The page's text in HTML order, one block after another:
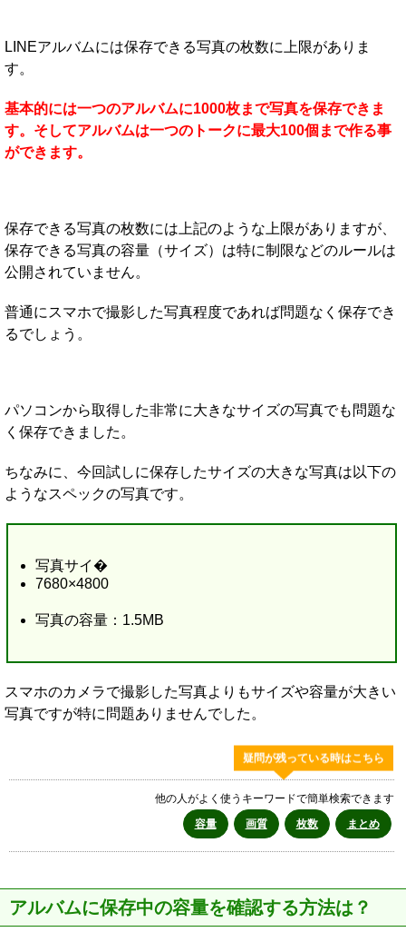
LINEアルバムには保存できる写真の枚数に上限がありま
す。
基本的には一つのアルバムに1000枚まで写真を保存できま
す。そしてアルバムは一つのトークに最大100個まで作る事
ができます。
保存できる写真の枚数には上記のような上限がありますが、
保存できる写真の容量（サイズ）は特に制限などのルールは
公開されていません。
普通にスマホで撮影した写真程度であれば問題なく保存でき
るでしょう。
パソコンから取得した非常に大きなサイズの写真でも問題な
く保存できました。
ちなみに、今回試しに保存したサイズの大きな写真は以下の
ようなスペックの写真です。
写真サイ�
7680×4800
写真の容量：1.5MB
スマホのカメラで撮影した写真よりもサイズや容量が大きい
写真ですが特に問題ありませんでした。
疑問が残っている時はこちら
他の人がよく使うキーワードで簡単検索できます
容量
画質 枚数 まとめ
アルバムに保存中の容量を確認する方法は？